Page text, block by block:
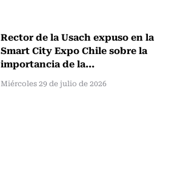
Rector de la Usach expuso en la
Smart City Expo Chile sobre la
importancia de la...
Miércoles 29 de julio de 2026